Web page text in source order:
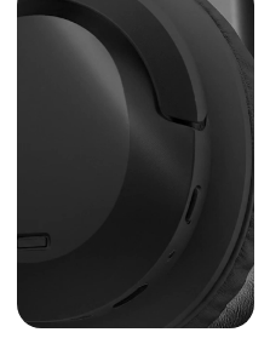
Auto-pausa
Se detiene la
música al
quitarlos